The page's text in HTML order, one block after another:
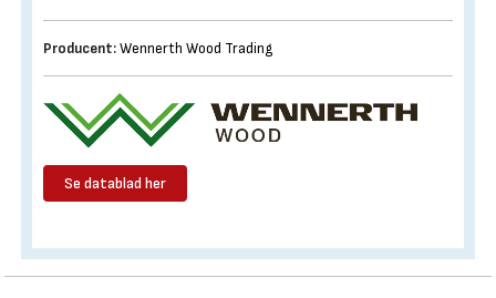
Producent:Wennerth Wood Trading
Se datablad her